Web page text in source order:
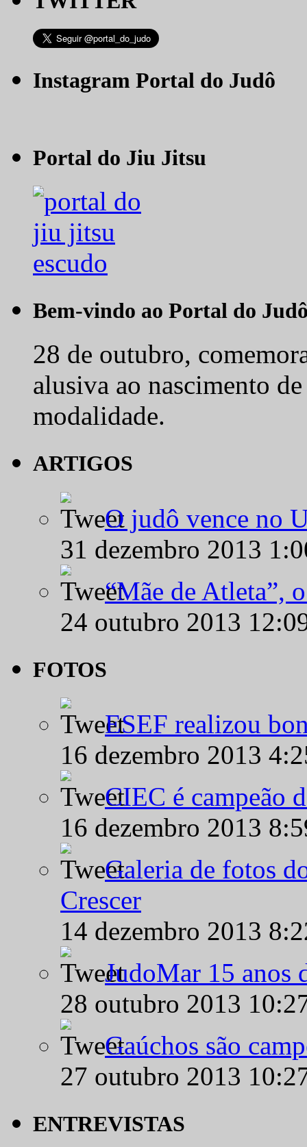
Instagram Portal do Judô
Portal do Jiu Jitsu
Bem-vindo ao Portal do
28 de outubro,
alusiva ao nascimento
modalidade.
ARTIGOS
O judô vence no
31 dezembro 2013
“Mãe de Atleta”,
24 outubro 2013
FOTOS
ESEF realizou
16 dezembro 2013
CIEC é campeão
16 dezembro 2013
Galeria de fotos
Crescer
14 dezembro 2013
JudoMar 15 anos
28 outubro 2013
Gaúchos são
27 outubro 2013
ENTREVISTAS